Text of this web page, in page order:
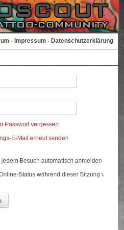
- Impressum - Datenschutzerklärung
Passwort vergessen
E-Mail erneut senden
jedem Besuch automatisch anmelden
Status während dieser Sitzung